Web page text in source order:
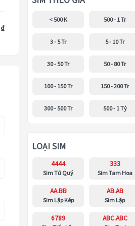
< 500 K 500 - 1 Tr
3 - 5 Tr 5 - 10 Tr
30 - 50 Tr 50 - 80 Tr
100 - 150 Tr 150 - 200 Tr
300 - 500 Tr 500 - 1 Tỷ
LOẠI SIM
4444
Sim Tứ Quý
333
Sim Tam Hoa
AA.BB
Sim Lặp Kép
AB.AB
Sim Lặp
6789 ABC.ABC